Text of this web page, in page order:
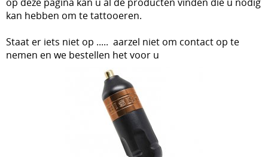
Studio inrichting
Boeken
Tattoo verwijdering laser
kan hebben om te tattooeren.
Staat er iets niet op ..... aarzel niet om contact op te
nemen en we bestellen het voor u